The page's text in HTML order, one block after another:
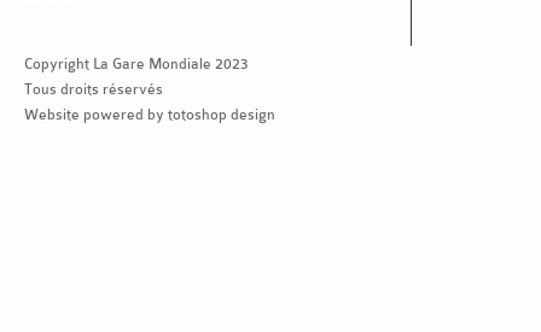
Copyright La Gare Mondiale 2023
Tous droits réservés
Website powered by totoshop design